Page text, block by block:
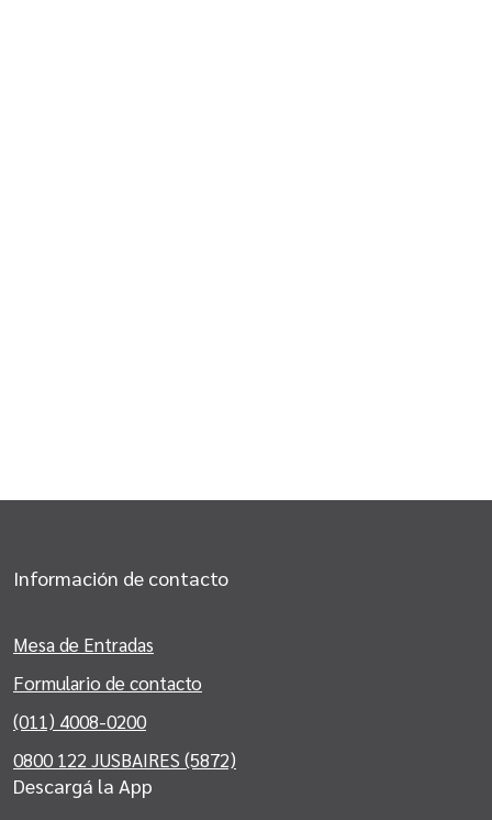
Información de contacto
Mesa de Entradas
Formulario de contacto
(011) 4008-0200
0800 122 JUSBAIRES (5872)
Descargá la App